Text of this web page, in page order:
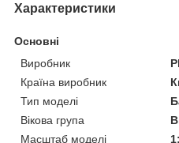
Характеристики
Основні
Виробник
Країна виробник
Тип моделі
Вікова група
Масштаб моделі